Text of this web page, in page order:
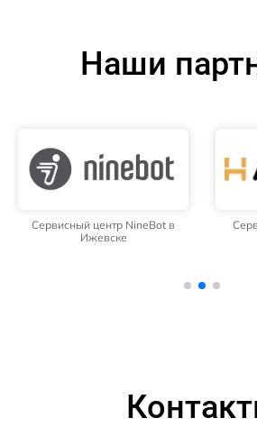
Наши
Сервисный центр NineBot в
Ижевске